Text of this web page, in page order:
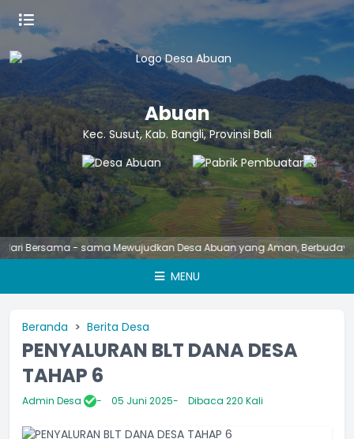
Abuan
Kec. Susut, Kab. Bangli, Provinsi Bali
- sama Mewujudkan Desa Abuan yang Aman, Berbudaya, Unggul,
MENU
Beranda Berita Desa
PENYALURAN BLT DANA DESA
TAHAP 6
Admin Desa 05 Juni 2025 Dibaca 220 Kali